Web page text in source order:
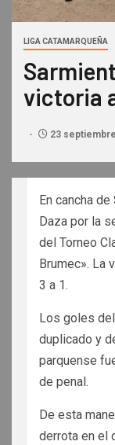
LIGA CATAMARQUEÑA
victoria
23
En cancha
Daza por la
del Torneo
Brumec». La
3 a 1.
Los goles
duplicado y
parquense
de penal.
De esta
derrota en el